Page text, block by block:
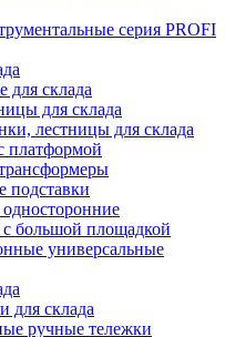
серия PROFI
для склада
для склада
лестницы для склада
платформой
большой площадкой
универсальные
для склада
ручные тележки